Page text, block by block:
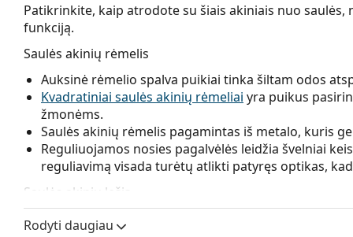
Patikrinkite, kaip atrodote su šiais akiniais nuo
funkciją.
Saulės akinių rėmelis
Auksinė rėmelio spalva puikiai tinka šiltam odos
Kvadratiniai saulės akinių rėmeliai yra puikus
žmonėms.
Saulės akinių rėmelis pagamintas iš metalo, kuris
Reguliuojamos nosies pagalvėlės leidžia švelniai
reguliavimą visada turėtų atlikti patyręs optikas,
Saulės akinių lęšis
Rudi lęšiai šiek tiek blokuoja mėlyną šviesą,
Rodyti daugiau